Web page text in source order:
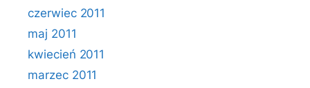
czerwiec 2011
maj 2011
kwiecień 2011
marzec 2011